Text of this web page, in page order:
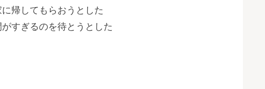
帰してもらおうとした
すぎるのを待とうとした